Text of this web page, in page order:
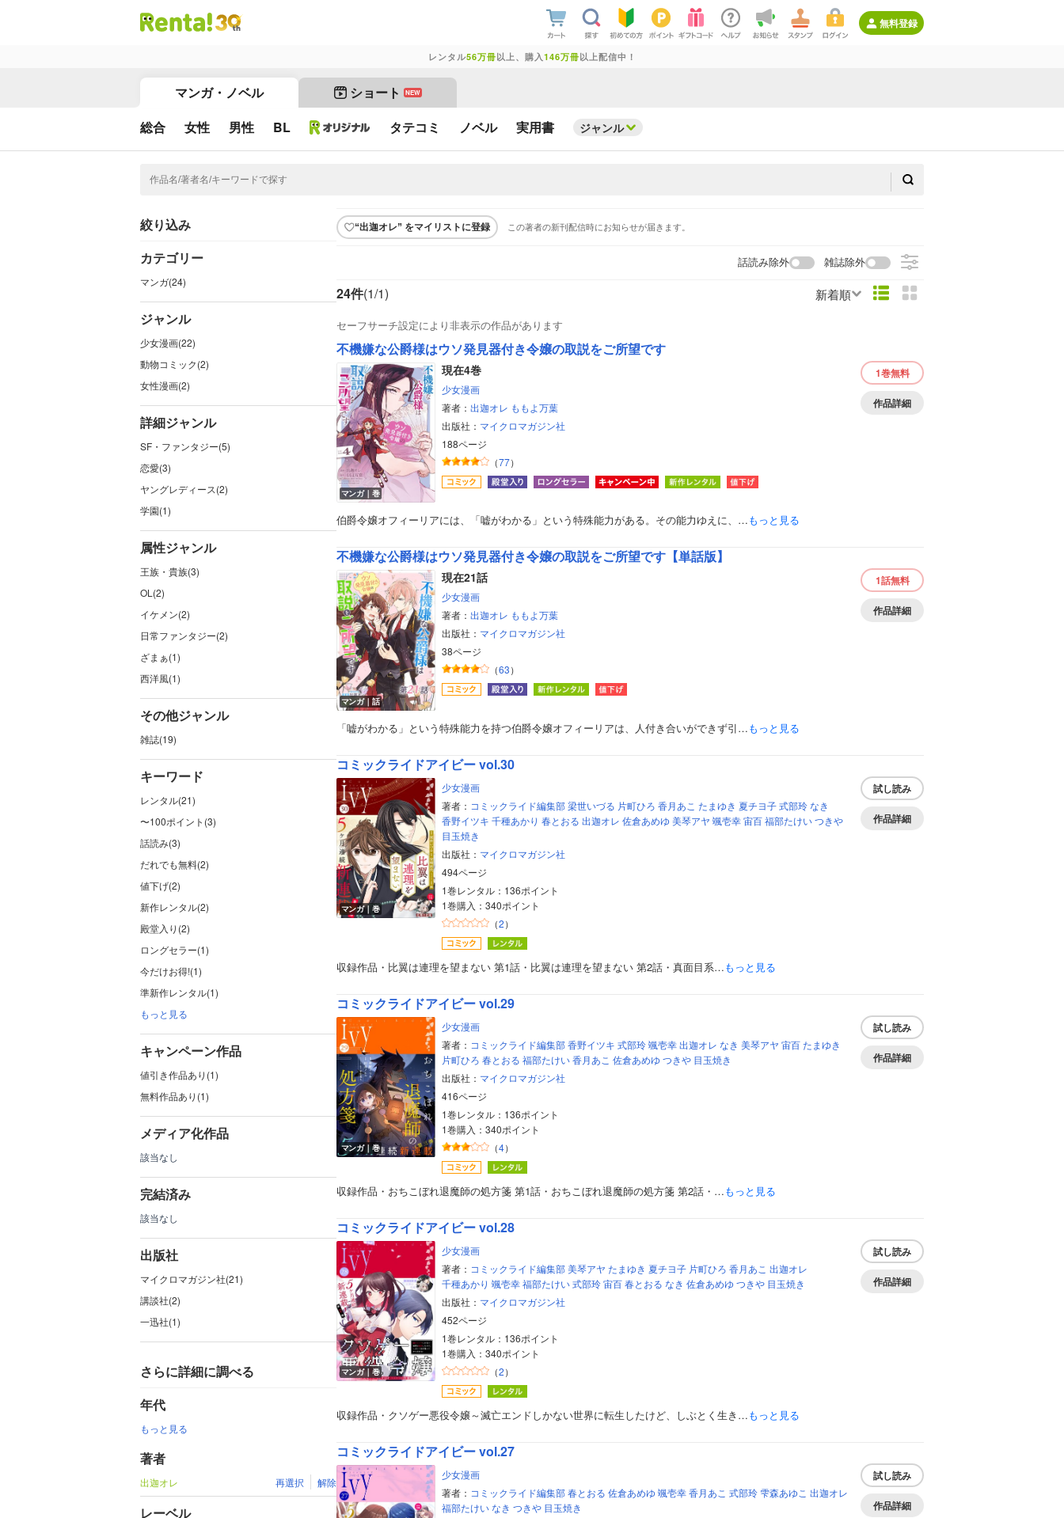
無料登録
レンタル56万冊以上、購入 146万冊以上配信中！
マンガ・ノベル ショート NEW
総合 女性 男性 BL タテコミ ノベル 実用書 ジャンル
絞り込み
カテゴリー
マンガ(24)
ジャンル
少女漫画(22)
動物コミック(2)
女性漫画(2)
詳細ジャンル
SF・ファンタジー(5)
恋愛(3)
ヤングレディース(2)
学園(1)
属性ジャンル
王族・貴族(3)
OL(2)
イケメン(2)
日常ファンタジー(2)
ざまぁ(1)
西洋風(1)
その他ジャンル
雑誌(19)
キーワード
レンタル(21)
〜100ポイント(3)
話読み(3)
だれでも無料(2)
値下げ(2)
新作レンタル(2)
殿堂入り(2)
ロングセラー(1)
今だけお得!(1)
準新作レンタル(1)
もっと見る
キャンペーン作品
値引き作品あり(1)
無料作品あり(1)
メディア化作品
該当なし
完結済み
該当なし
出版社
マイクロマガジン社(21)
講談社(2)
一迅社(1)
さらに詳細に調べる
年代
もっと見る
著者
出迦オレ 再選択 解除
レーベル
“出迦オレ” をマイリストに登録 この著者の新刊配信時にお知らせが届きます。
話読み除外 雑誌除外
24件(1/1) 新着順
セーフサーチ設定により非表示の作品があります
不機嫌な公爵様はウソ発見器付き令嬢の取説をご所望です
マンガ｜巻
現在4巻
少女漫画
著者： 出迦オレ ももよ万葉
出版社： マイクロマガジン社
188ページ
（77）
1巻無料
作品詳細
伯爵令嬢オフィーリアには、「嘘がわかる」という特殊能力がある。その能力ゆえに、…もっと見る
不機嫌な公爵様はウソ発見器付き令嬢の取説をご所望です【単話版】
マンガ｜話
現在21話
少女漫画
著者： 出迦オレ ももよ万葉
出版社： マイクロマガジン社
38ページ
（63）
1話無料
作品詳細
「嘘がわかる」という特殊能力を持つ伯爵令嬢オフィーリアは、人付き合いができず引…もっと見る
コミックライドアイビー vol.30
マンガ｜巻
少女漫画
著者： コミックライド編集部 梁世いづる 片町ひろ 香月あこ たまゆき 夏チヨ子 式部玲 なき
香野イツキ 千種あかり 春とおる 出迦オレ 佐倉あめゆ 美琴アヤ 颯壱幸 宙百 福部たけい つきや
目玉焼き
出版社： マイクロマガジン社
494ページ
1巻レンタル：136ポイント
1巻購入：340ポイント
（2）
試し読み
作品詳細
収録作品・比翼は連理を望まない 第1話・比翼は連理を望まない 第2話・真面目系…もっと見る
コミックライドアイビー vol.29
マンガ｜巻
少女漫画
著者： コミックライド編集部 香野イツキ 式部玲 颯壱幸 出迦オレ なき 美琴アヤ 宙百 たまゆき
片町ひろ 春とおる 福部たけい 香月あこ 佐倉あめゆ つきや 目玉焼き
出版社： マイクロマガジン社
416ページ
1巻レンタル：136ポイント
1巻購入：340ポイント
（4）
試し読み
作品詳細
収録作品・おちこぼれ退魔師の処方箋 第1話・おちこぼれ退魔師の処方箋 第2話・…もっと見る
コミックライドアイビー vol.28
マンガ｜巻
少女漫画
著者： コミックライド編集部 美琴アヤ たまゆき 夏チヨ子 片町ひろ 香月あこ 出迦オレ
千種あかり 颯壱幸 福部たけい 式部玲 宙百 春とおる なき 佐倉あめゆ つきや 目玉焼き
出版社： マイクロマガジン社
452ページ
1巻レンタル：136ポイント
1巻購入：340ポイント
（2）
試し読み
作品詳細
収録作品・クソゲー悪役令嬢～滅亡エンドしかない世界に転生したけど、しぶとく生き…もっと見る
コミックライドアイビー vol.27
少女漫画
著者： コミックライド編集部 春とおる 佐倉あめゆ 颯壱幸 香月あこ 式部玲 雫森あゆこ 出迦オレ
福部たけい なき つきや 目玉焼き
試し読み
作品詳細